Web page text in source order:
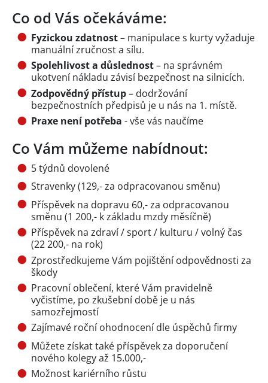
Co od Vás očekáváme:
Fyzickou zdatnost– manipulace s kurty vyžaduje
manuální zručnost a sílu.
Spolehlivost a důslednost– na správném
ukotvení nákladu závisí bezpečnost na silnicích.
Zodpovědný přístup– dodržování
bezpečnostních předpisů je u nás na 1. místě.
Praxe není potřeba - vše vás naučíme
Co Vám můžeme nabídnout:
5 týdnů dovolené
Stravenky (129,- za odpracovanou směnu)
Příspěvek na dopravu 60,- za odpracovanou
směnu (1 200,- k základu mzdy měsíčně)
Příspěvek na zdraví / sport / kulturu / volný čas
(22 200,- na rok)
Zprostředkujeme Vám pojištění odpovědnosti za
škody
Pracovní oblečení, které Vám pravidelně
vyčistíme, po zkušební době je u nás
samozřejmostí
Zajímavé roční ohodnocení dle úspěchů firmy
Můžete získat také příspěvek za doporučení
nového kolegy až 15.000,-
Možnost kariérního růstu